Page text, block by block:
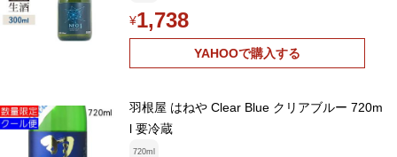
¥1,738
YAHOOで購入する
羽根屋 はねや Clear Blue クリアブルー 720m
l 要冷蔵
720ml